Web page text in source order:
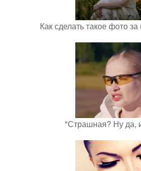
Как сделать такое фото
"Страшная? Ну да,